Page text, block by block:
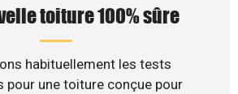
toiture 100% sûre
habituellement les tests
pour une toiture conçue pour